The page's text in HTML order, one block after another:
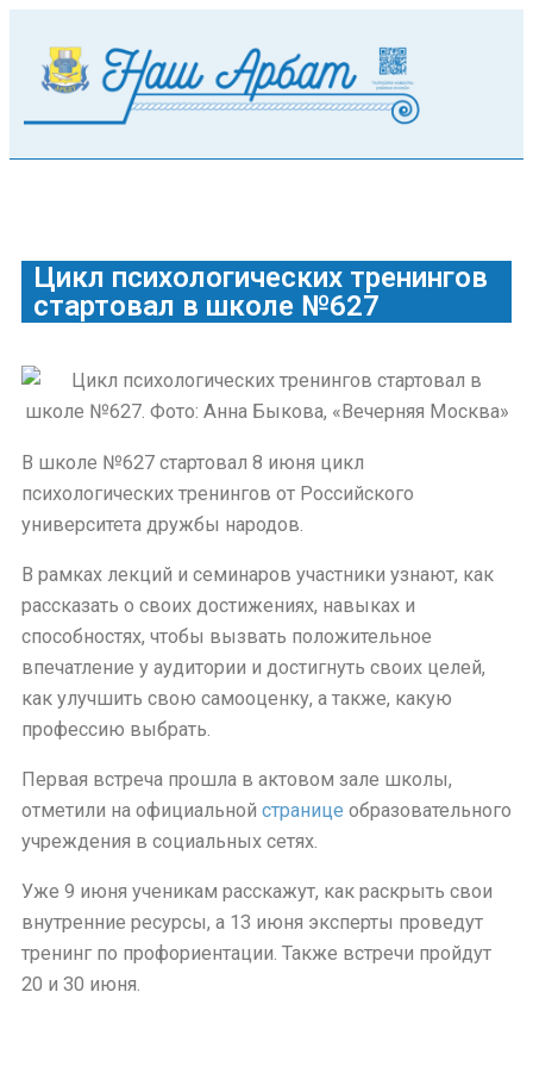
Цикл психологических тренингов
стартовал в школе №627
В школе №627 стартовал 8 июня цикл
психологических тренингов от Российского
университета дружбы народов.
В рамках лекций и семинаров участники узнают, как
рассказать о своих достижениях, навыках и
способностях, чтобы вызвать положительное
впечатление у аудитории и достигнуть своих целей,
как улучшить свою самооценку, а также, какую
профессию выбрать.
Первая встреча прошла в актовом зале школы,
отметили на официальной странице образовательного
учреждения в социальных сетях.
Уже 9 июня ученикам расскажут, как раскрыть свои
внутренние ресурсы, а 13 июня эксперты проведут
тренинг по профориентации. Также встречи пройдут
20 и 30 июня.